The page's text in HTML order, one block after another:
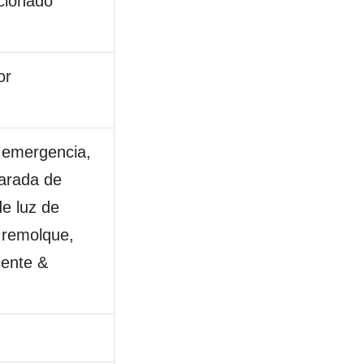
de
luz de
&